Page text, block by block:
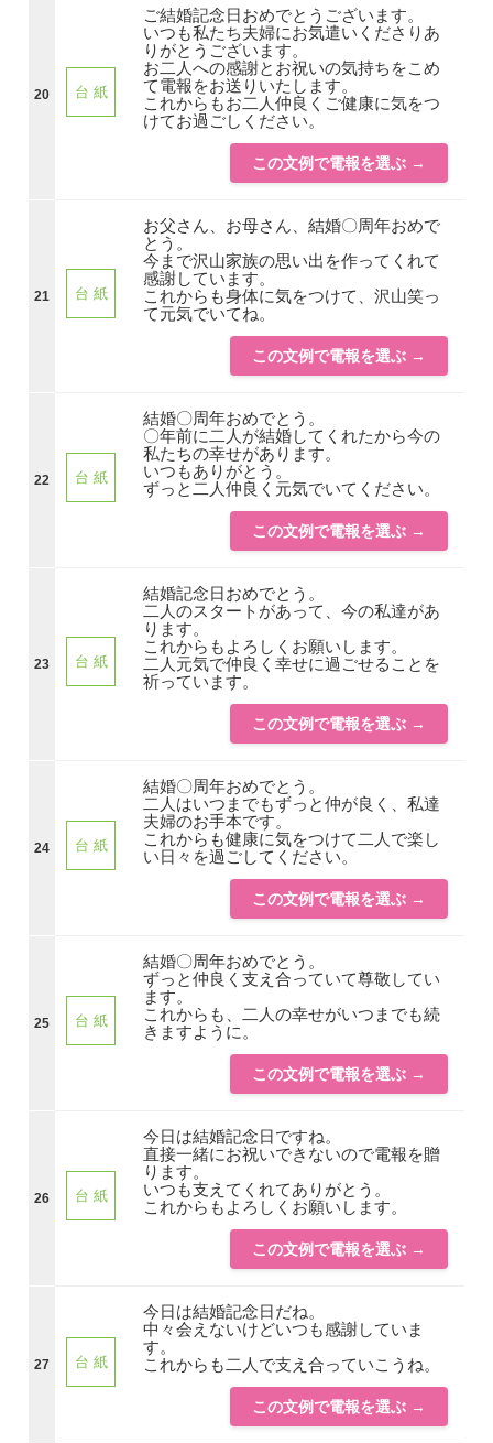
20 台 紙
ご結婚記念日おめでとうございます。
いつも私たち夫婦にお気遣いくださりあ
りがとうございます。
お二人への感謝とお祝いの気持ちをこめ
て電報をお送りいたします。
これからもお二人仲良くご健康に気をつ
けてお過ごしください。
この文例で電報を選ぶ →
21 台 紙
お父さん、お母さん、結婚〇周年おめで
とう。
今まで沢山家族の思い出を作ってくれて
感謝しています。
これからも身体に気をつけて、沢山笑っ
て元気でいてね。
この文例で電報を選ぶ →
22 台 紙
結婚〇周年おめでとう。
〇年前に二人が結婚してくれたから今の
私たちの幸せがあります。
いつもありがとう。
ずっと二人仲良く元気でいてください。
この文例で電報を選ぶ →
23 台 紙
結婚記念日おめでとう。
二人のスタートがあって、今の私達があ
ります。
これからもよろしくお願いします。
二人元気で仲良く幸せに過ごせることを
祈っています。
この文例で電報を選ぶ →
24 台 紙
結婚〇周年おめでとう。
二人はいつまでもずっと仲が良く、私達
夫婦のお手本です。
これからも健康に気をつけて二人で楽し
い日々を過ごしてください。
この文例で電報を選ぶ →
25 台 紙
結婚〇周年おめでとう。
ずっと仲良く支え合っていて尊敬してい
ます。
これからも、二人の幸せがいつまでも続
きますように。
この文例で電報を選ぶ →
26 台 紙
今日は結婚記念日ですね。
直接一緒にお祝いできないので電報を贈
ります。
いつも支えてくれてありがとう。
これからもよろしくお願いします。
この文例で電報を選ぶ →
27 台 紙
今日は結婚記念日だね。
中々会えないけどいつも感謝していま
す。
これからも二人で支え合っていこうね。
この文例で電報を選ぶ →